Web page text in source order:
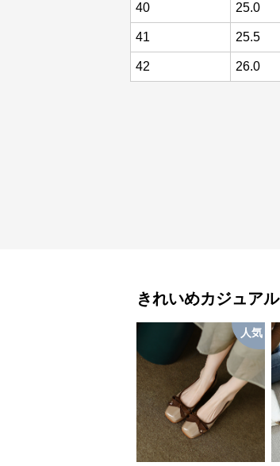
40 25.0
41 25.5
42 26.0
きれいめカジュアル
人気